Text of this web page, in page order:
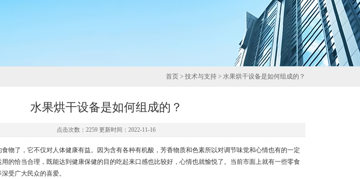
首页 > 技术与支持 > 水果烘干设备是如何组成的？
水果烘干设备是如何组成的？
点击次数：2259 更新时间：2022-11-16
物了，它不仅对人体健康有益。因为含有各种有机酸，芳香物质和色素所以对调节味觉和心情也有的一定
的恰当合理，既能达到健康保健的目的吃起来口感也比较好，心情也就愉悦了。当前市面上就有一些零食
受广大民众的喜爱。